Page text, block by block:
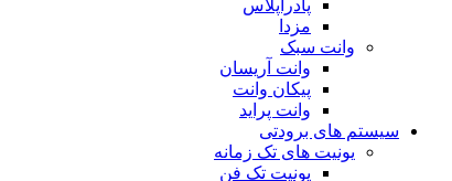
پادراپلاس
مزدا
وانت سبک
وانت آریسان
پیکان وانت
وانت پراید
سیستم های برودتی
یونیت های تک زمانه
یونیت تک فن